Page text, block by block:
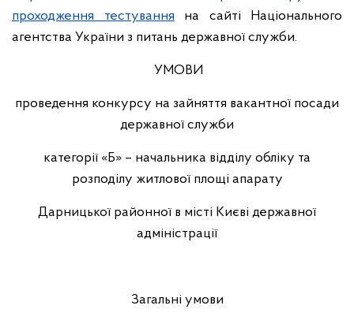
проходження тестування
на сайті Національного
агентства України з питань державної служби.
УМОВИ
проведення конкурсу на зайняття вакантної посади
державної служби
категорії «Б» – начальника відділу обліку та
розподілу житлової площі апарату
Дарницької районної в місті Києві державної
адміністрації
Загальні умови